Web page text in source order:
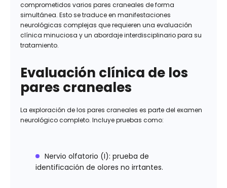
comprometidos varios pares craneales de forma
simultánea. Esto se traduce en manifestaciones
neurológicas complejas que requieren una evaluación
clínica minuciosa y un abordaje interdisciplinario para su
tratamiento.
Evaluación clínica de los
pares craneales
La exploración de los pares craneales es parte del examen
neurológico completo. Incluye pruebas como:
Nervio olfatorio (I): prueba de
identificación de olores no irrtantes.